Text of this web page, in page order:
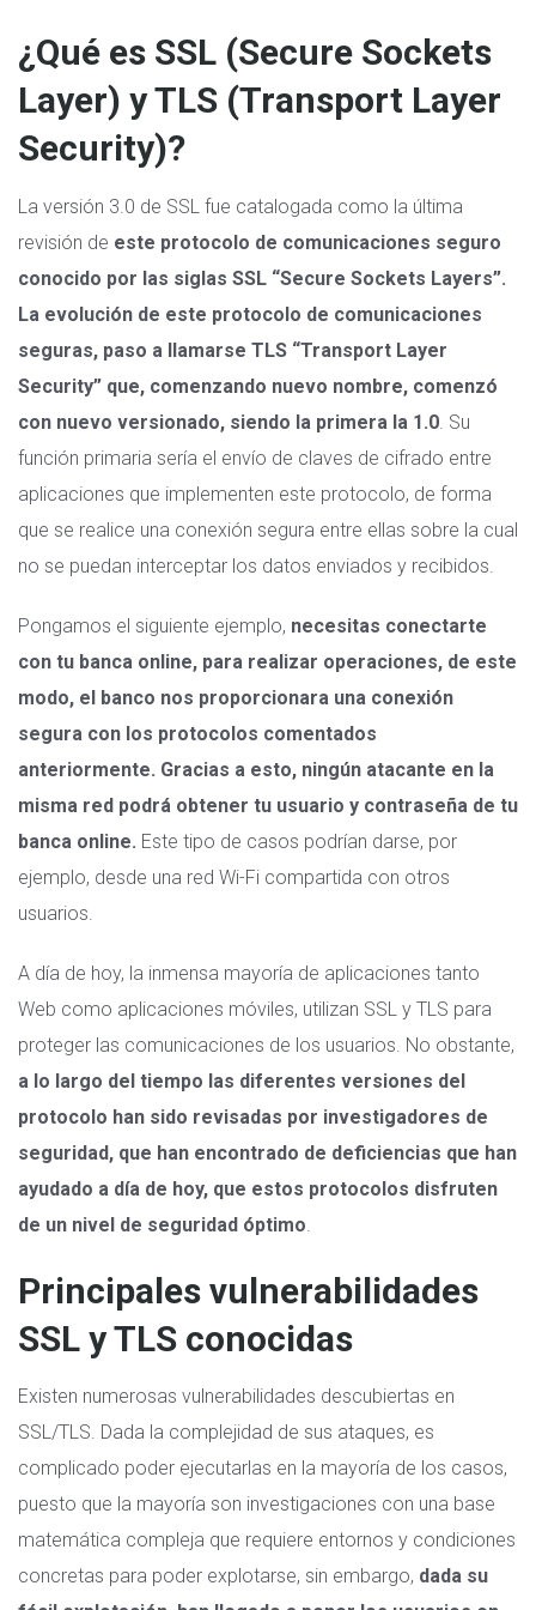
¿Qué es SSL (Secure Sockets
Layer) y TLS (Transport Layer
Security)?
La versión 3.0 de SSL fue catalogada como la última
revisión de este protocolo de comunicaciones seguro
conocido por las siglas SSL “Secure Sockets Layers”.
La evolución de este protocolo de comunicaciones
seguras, paso a llamarse TLS “Transport Layer
Security” que, comenzando nuevo nombre, comenzó
con nuevo versionado, siendo la primera la 1.0 . Su
función primaria sería el envío de claves de cifrado entre
aplicaciones que implementen este protocolo, de forma
que se realice una conexión segura entre ellas sobre la cual
no se puedan interceptar los datos enviados y recibidos.
Pongamos el siguiente ejemplo, necesitas conectarte
con tu banca online, para realizar operaciones, de este
modo, el banco nos proporcionara una conexión
segura con los protocolos comentados
anteriormente. Gracias a esto, ningún atacante en la
misma red podrá obtener tu usuario y contraseña de tu
banca online. Este tipo de casos podrían darse, por
ejemplo, desde una red Wi-Fi compartida con otros
usuarios.
A día de hoy, la inmensa mayoría de aplicaciones tanto
Web como aplicaciones móviles, utilizan SSL y TLS para
proteger las comunicaciones de los usuarios. No obstante,
a lo largo del tiempo las diferentes versiones del
protocolo han sido revisadas por investigadores de
seguridad, que han encontrado de deficiencias que han
ayudado a día de hoy, que estos protocolos disfruten
de un nivel de seguridad óptimo
Principales vulnerabilidades
SSL y TLS conocidas
Existen numerosas vulnerabilidades descubiertas en
SSL/TLS. Dada la complejidad de sus ataques, es
complicado poder ejecutarlas en la mayoría de los casos,
puesto que la mayoría son investigaciones con una base
matemática compleja que requiere entornos y condiciones
concretas para poder explotarse, sin embargo, dada su